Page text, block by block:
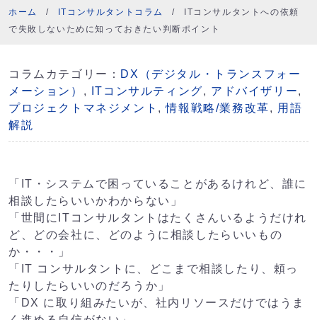
ホーム / ITコンサルタントコラム /
ITコンサルタントへの依頼
で失敗しないために知っておきたい判断ポイント
コラムカテゴリー： DX（デジタル・トランスフォー
メーション） , ITコンサルティング, アドバイザリー,
プロジェクトマネジメント ,情報戦略/業務改革, 用語
解説
「IT・システムで困っていることがあるけれど、誰に
相談したらいいかわからない」
「世間にITコンサルタントはたくさんいるようだけれ
ど、どの会社に、どのように相談したらいいもの
か・・・」
「IT コンサルタントに、どこまで相談したり、頼っ
たりしたらいいのだろうか」
「DX に取り組みたいが、社内リソースだけではうま